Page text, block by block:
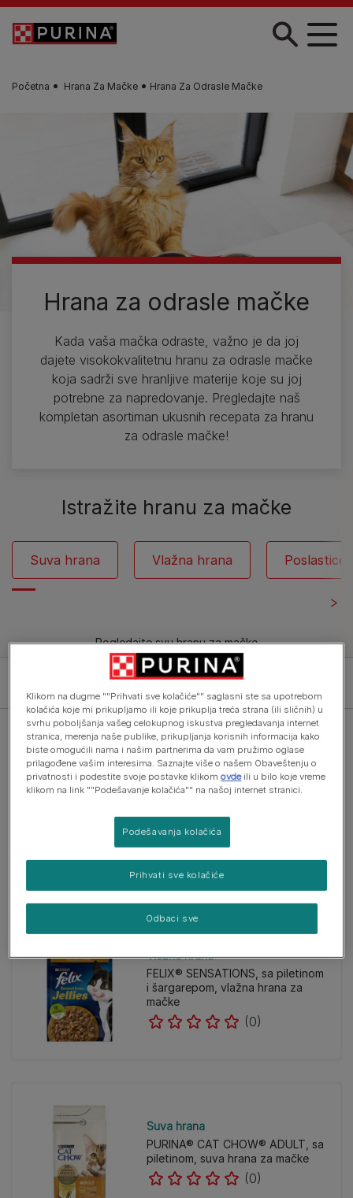
Skip to main content
Početna Hrana Za Mačke Hrana Za Odrasle Mačke
Hrana za odrasle mačke
Kada vaša mačka odraste, važno je da joj
dajete visokokvalitetnu hranu za odrasle mačke
koja sadrži sve hranljive materije koje su joj
potrebne za napredovanje. Pregledajte naš
kompletan asortiman ukusnih recepata za hranu
za odrasle mačke!
Istražite hranu za mačke
Suva hrana Vlažna hrana Poslastice
Pogledajte svu hranu za mačke
Filtriraj
FRISKIES® STERILIZED, sa lososom
i povrćem, suva hrana za mačke
Vlažna hrana
FELIX® SENSATIONS, sa piletinom
i šargarepom, vlažna hrana za
mačke
(0)
Suva hrana
PURINA® CAT CHOW® ADULT, sa
piletinom, suva hrana za mačke
(0)
Klikom na dugme ""Prihvati sve kolačiće"" saglasni ste sa upotrebom
kolačića koje mi prikupljamo ili koje prikuplja treća strana (ili sličnih) u
svrhu poboljšanja vašeg celokupnog iskustva pregledavanja internet
stranica, merenja naše publike, prikupljanja korisnih informacija kako
biste omogućili nama i našim partnerima da vam pružimo oglase
prilagođene vašim interesima. Saznajte više o našem Obaveštenju o
privatnosti i podestite svoje postavke klikomovdeili u bilo koje vreme
klikom na link ""Podešavanje kolačića"" na našoj internet stranici.
Podešavanja kolačića
Odbaci sve
Prihvati sve kolačiće